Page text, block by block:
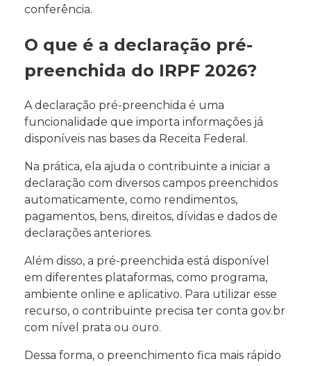
conferência.
O que é a declaração pré-
preenchida do IRPF 2026?
A declaração pré-preenchida é uma
funcionalidade que importa informações já
disponíveis nas bases da Receita Federal.
Na prática, ela ajuda o contribuinte a iniciar a
declaração com diversos campos preenchidos
automaticamente, como rendimentos,
pagamentos, bens, direitos, dívidas e dados de
declarações anteriores.
Além disso, a pré-preenchida está disponível
em diferentes plataformas, como programa,
ambiente online e aplicativo. Para utilizar esse
recurso, o contribuinte precisa ter conta gov.br
com nível prata ou ouro.
Dessa forma, o preenchimento fica mais rápido